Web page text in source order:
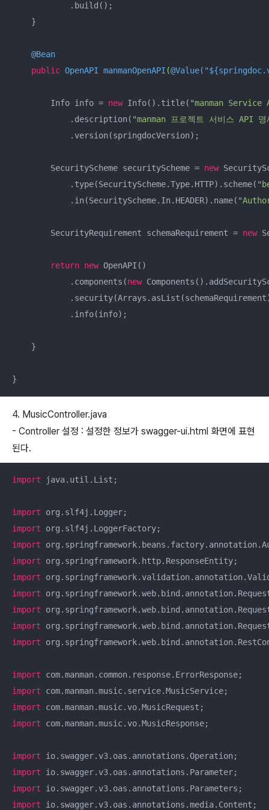
            .build();
    }
@Bean
public OpenAPI manmanOpenAPI (
    	Info info =
new Info().title( "manman Service
            .description(
"manman 프로젝트 서비스 API
            .version(springdocVersion);
    	SecurityScheme securityScheme =
new
            .type(SecurityScheme.Type.HTTP).scheme(
            .in(SecurityScheme.In.HEADER).name(
	SecurityRequirement schemaRequirement =
new
return new OpenAPI()
            .components(
new
            .info(info);
    }
}
4. MusicController.java
- Controller 설정 : 설정한 정보가 swagger-ui.html 화면에 표현
된다.
import java.util.List;
import
import
import
import
import
import
import
import
import
import
import
import
import com.manman.music.vo.MusicResponse;
import
import
import
import